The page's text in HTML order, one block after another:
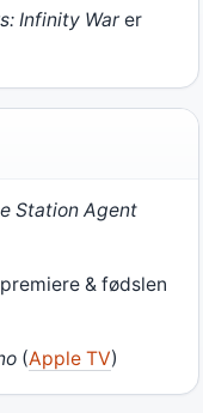
Infinity War er
Station Agent
& fødslen
(Apple TV)